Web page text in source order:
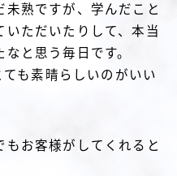
熟ですが、学んだこと
ただいたりして、本当
と思う毎日です。
も素晴らしいのがいい
お客様がしてくれると